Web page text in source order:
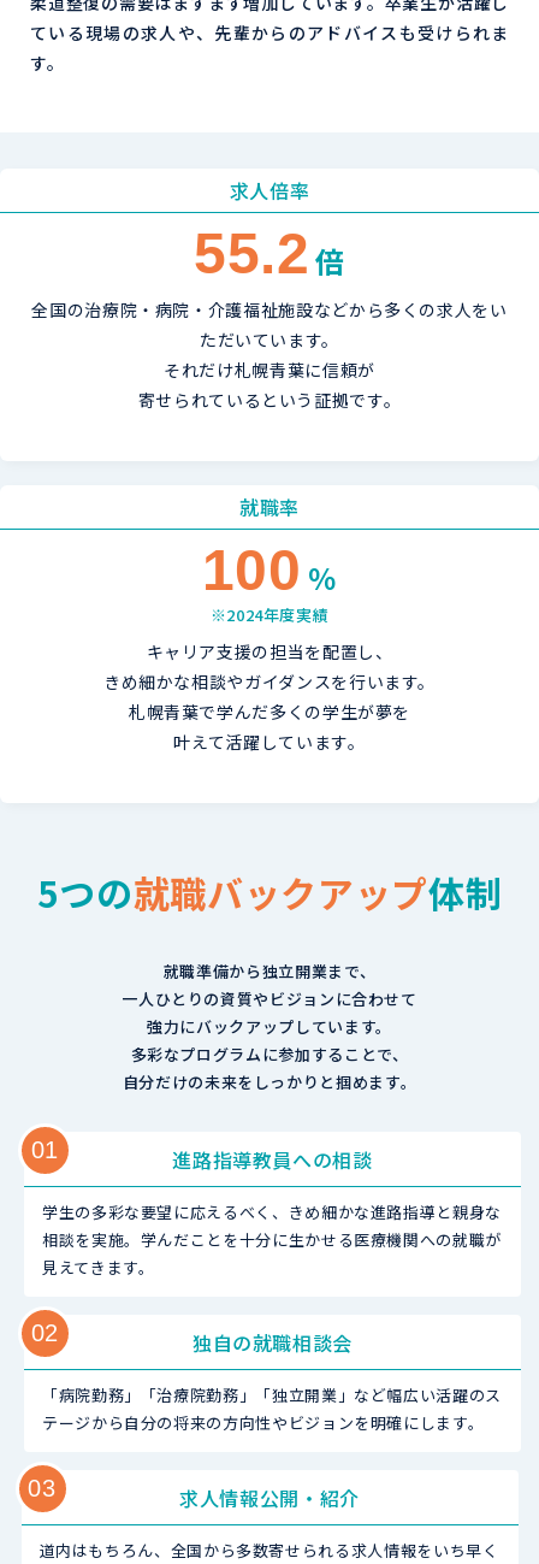
ている現場の求人や、先輩からのアドバイスも受けられま
す。
求人倍率
55.2 倍
全国の治療院・病院・介護福祉施設などから多くの求人をい
ただいています。
それだけ札幌青葉に信頼が
寄せられているという証拠です。
就職率
100 ％
※2024年度実績
キャリア支援の担当を配置し、
きめ細かな相談やガイダンスを行います。
札幌青葉で学んだ多くの学生が夢を
叶えて活躍しています。
5つの就職バックアップ体制
就職準備から独立開業まで、
一人ひとりの資質やビジョンに合わせて
強力にバックアップしています。
多彩なプログラムに参加することで、
自分だけの未来をしっかりと掴めます。
進路指導教員への相談
01
学生の多彩な要望に応えるべく、きめ細かな進路指導と親身な
相談を実施。学んだことを十分に生かせる医療機関への就職が
見えてきます。
独自の就職相談会
02
「病院勤務」「治療院勤務」「独立開業」など幅広い活躍のス
テージから自分の将来の方向性やビジョンを明確にします。
求人情報公開・紹介
03
道内はもちろん、全国から多数寄せられる求人情報をいち早く